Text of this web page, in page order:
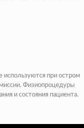
при остром
Физиопроцедуры
и состояния пациента.